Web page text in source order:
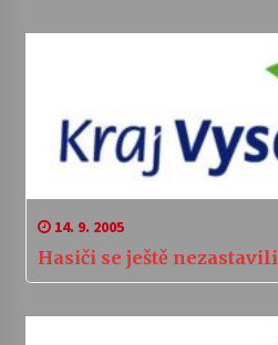
14. 9. 2005
Hasiči se ještě nezastavili